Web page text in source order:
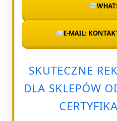
E-MAIL:
SKUTECZNE
DLA SKLEPÓW